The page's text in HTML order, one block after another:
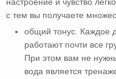
с тем вы получаете
общий тонус. Каждое
работают почти все
При этом вам не
вода является